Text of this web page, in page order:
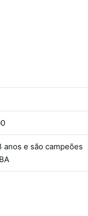
e são campeões